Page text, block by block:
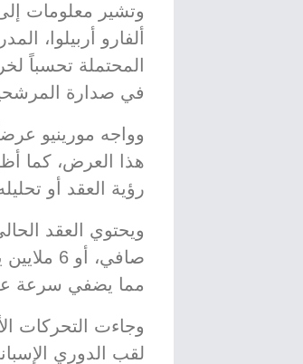
وتشير معلومات
ألفارو أربيلوا،
المحتملة تحسباً
في صدارة
وواجه مورينيو
هذا العرض، كما
رؤية العقد أو
مما يضفي سرعة
وجاءت التحركات
لقب الدوري